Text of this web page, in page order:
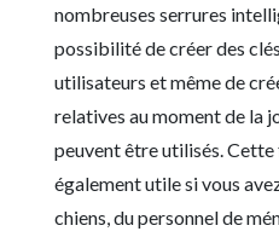
nombreuses serrures
possibilité de créer des
utilisateurs et même de
relatives au moment de la
peuvent être utilisés.
également utile si vous
chiens, du personnel de